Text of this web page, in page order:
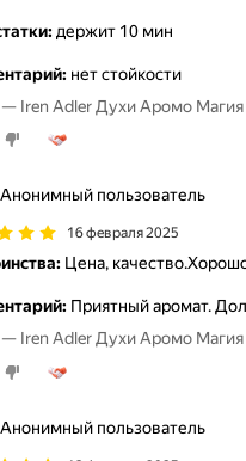
держит 10 мин
нет стойкости
Iren Adler Духи Аромо Магия
Анонимный пользователь
16 февраля 2025
Цена,
Приятный аромат.
Iren Adler Духи Аромо Магия
Анонимный пользователь